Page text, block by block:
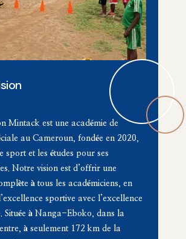
Mintackest une académie de
au Cameroun, fondée en 2020,
sport et les études pour ses
Notre vision est d’offrir une
à tous les académiciens, en
sportive avec l’excellence
Située à Nanga-Eboko, dans la
à seulement 172 kmde la